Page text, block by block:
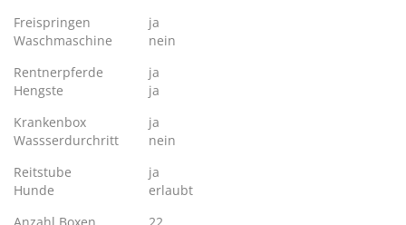
Freispringen
ja
Waschmaschine
nein
Rentnerpferde
ja
Hengste
ja
Krankenbox
ja
Wassserdurchritt
nein
Reitstube
ja
Hunde
erlaubt